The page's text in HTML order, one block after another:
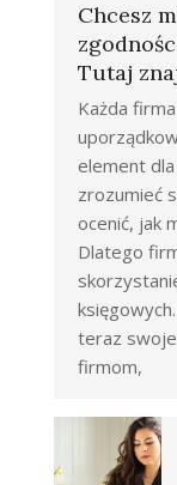
Chcesz
Tutaj
Każda
element
zrozumieć
ocenić, jak
Dlatego
teraz
firmom,